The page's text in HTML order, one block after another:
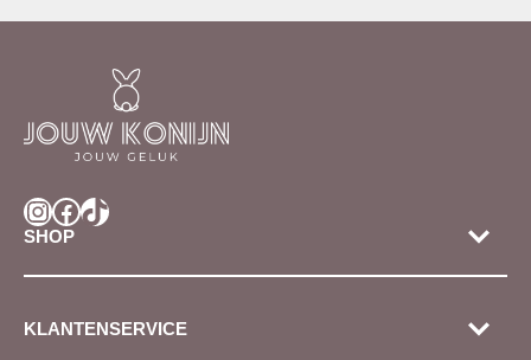
InstagramFacebook TikTok
SHOP
KLANTENSERVICE